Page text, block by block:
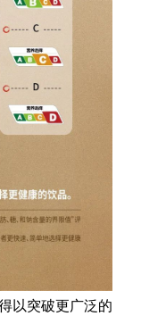
以突破更广泛的